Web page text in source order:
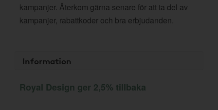
kampanjer. Återkom gärna senare för att ta del av
kampanjer, rabattkoder och bra erbjudanden.
Information
Royal Design ger 2,5% tillbaka